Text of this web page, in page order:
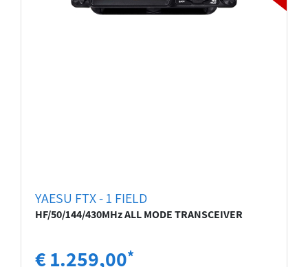
YAESU FTX - 1 FIELD
HF/50/144/430MHz ALL MODE TRANSCEIVER
€ 1.259,00*